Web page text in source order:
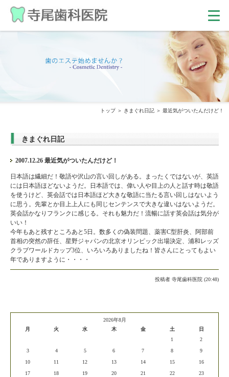
トップ きまぐれ日記 最近気がついたんだけど！
きまぐれ日記
2007.12.26 最近気がついたんだけど！
日本語は繊細だ！敬語や沢山の言い回しがある。まったくではないが、英語
には日本語ほどないようだ。日本語では、偉い人や目上の人と話す時は敬語
を使うけど、英会話では日本語ほど大きな敬語に当たる言い回しはないよう
に思う。先輩とか目上上人にも同じセンテンスで大きな違いはないようだ。
英会話かなりフランクに感じる。それも魅力だ！流暢に話す英会話は気分が
いい！
今年もあと残すところあと5日。数多くの偽装問題、薬害C型肝炎、阿部前
首相の突然の辞任、星野ジャパンの北京オリンピック出場決定、浦和レッズ
クラブワールドカップ3位、いろいろありましたね！皆さんにとってもよい
年でありますように・・・・
投稿者 寺尾歯科医院 (20:48)
2026年8月
月
火 水 木 金 土
日
1
2
3
4 5 6 7 8
9
10
11 12 13 14 15
16
17
18 19 20 21 22
23